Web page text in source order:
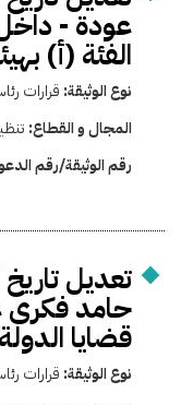
عودة -
الفئة (أ)
نوع الوثيقة: قرارات
المجال و القطاع:
رقم الوثيقة/رقم
تعديل
حامد فكرى
قضايا
نوع الوثيقة: قرارات